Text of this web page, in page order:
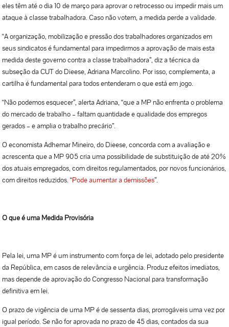
eles têm até o dia 10 de março para aprovar o retrocesso ou impedir mais um
ataque à classe trabalhadora. Caso não votem, a medida perde a validade.
“A organização, mobilização e pressão dos trabalhadores organizados em
seus sindicatos é fundamental para impedirmos a aprovação de mais esta
medida deste governo contra a classe trabalhadora”, diz a técnica da
subseção da CUT do Dieese, Adriana Marcolino. Por isso, complementa, a
cartilha é fundamental para todos entenderam o que está em jogo.
“Não podemos esquecer”, alerta Adriana, “que a MP não enfrenta o problema
do mercado de trabalho – faltam quantidade e qualidade dos empregos
gerados – e amplia o trabalho precário”.
O economista Adhemar Mineiro, do Dieese, concorda com a avaliação e
acrescenta que a MP 905 cria uma possibilidade de substituição de até 20%
dos atuais empregados, com direitos regulamentados, por novos funcionários,
com direitos reduzidos. “Pode aumentar a demissões”.
O que é uma Medida Provisória
Pela lei, uma MP é um instrumento com força de lei, adotado pelo presidente
da República, em casos de relevância e urgência. Produz efeitos imediatos,
mas depende de aprovação do Congresso Nacional para transformação
definitiva em lei.
O prazo de vigência de uma MP é de sessenta dias, prorrogáveis uma vez por
igual período. Se não for aprovada no prazo de 45 dias, contados da sua